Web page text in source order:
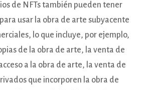
de NFTs también pueden tener
usar la obra de arte subyacente
lo que incluye, por ejemplo,
de la obra de arte, la venta de
a la obra de arte, la venta de
que incorporen la obra de